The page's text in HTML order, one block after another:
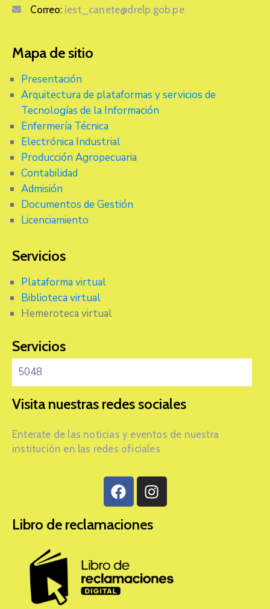
Correo: iest_canete@drelp.gob.pe
Mapa de sitio
Presentación
Arquitectura de plataformas y servicios de
Tecnologías de la Información
Enfermería Técnica
Electrónica Industrial
Producción Agropecuaria
Contabilidad
Admisión
Documentos de Gestión
Licenciamiento
Servicios
Plataforma virtual
Biblioteca virtual
Hemeroteca virtual
Servicios
5048
Visita nuestras redes sociales
Enterate de las noticias y eventos de nuestra
institución en las redes oficiales
Libro de reclamaciones